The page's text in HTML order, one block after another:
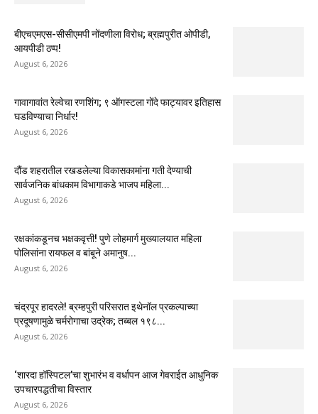
बीएचएमएस-सीसीएमपी नोंदणीला विरोध; ब्रह्मपुरीत ओपीडी,
आयपीडी ठप्प!
August 6, 2026
गावागावांत रेल्वेचा रणशिंग; ९ ऑगस्टला गोंदे फाट्यावर इतिहास
घडविण्याचा निर्धार!
August 6, 2026
दौंड शहरातील रखडलेल्या विकासकामांना गती देण्याची
सार्वजनिक बांधकाम विभागाकडे भाजप महिला...
August 6, 2026
रक्षकांकडूनच भक्षकवृत्ती! पुणे लोहमार्ग मुख्यालयात महिला
पोलिसांना रायफल व बांबूने अमानुष...
August 6, 2026
चंद्रपूर हादरले! ब्रम्हपुरी परिसरात इथेनॉल प्रकल्पाच्या
प्रदूषणामुळे चर्मरोगाचा उद्रेक; तब्बल १९८...
August 6, 2026
‘शारदा हॉस्पिटल’चा शुभारंभ व वर्धापन आज गेवराईत आधुनिक
उपचारपद्धतीचा विस्तार
August 6, 2026